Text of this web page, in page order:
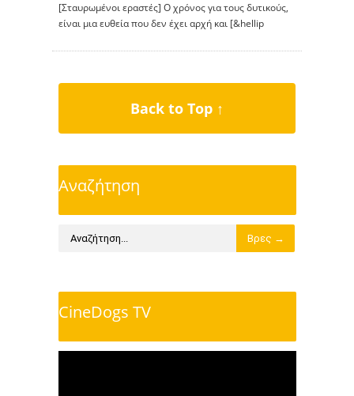
[Σταυρωμένοι εραστές] Ο χρόνος για τους δυτικούς,
είναι μια ευθεία που δεν έχει αρχή και [&hellip
Back to Top ↑
Αναζήτηση
CineDogs TV